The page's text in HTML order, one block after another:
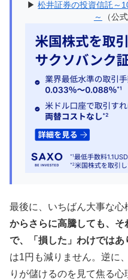
▶松井証券の投資信託～
～
（公式
最後に、いちばん大事な心
からさらに高騰しても、
で、「損した」わけではあ
は1円も減りません。逆に
りが儲けるのを見て焦る